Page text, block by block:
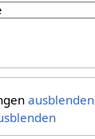
ausblenden